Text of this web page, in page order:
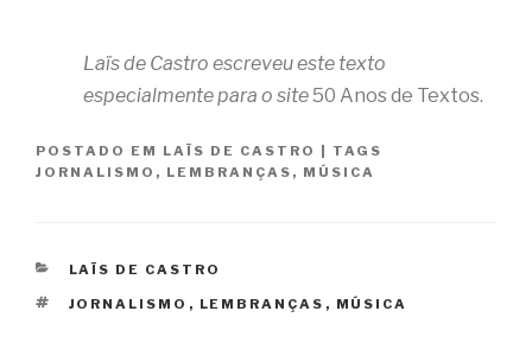
Laïs de Castro escreveu este texto
especialmente para o site50 Anos de Textos.
POSTADO EM LAÏS DE CASTRO | TAGS
JORNALISMO , LEMBRANÇAS , MÚSICA
CATEGORIAS
LAÏS DE CASTRO
TAGS
JORNALISMO , LEMBRANÇAS , MÚSICA